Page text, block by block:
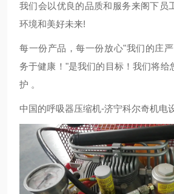
我们会以优良的品质和服务来阁下员
环境和美好未来!
每一份产品，每一份放心"我们的庄
务于健康！"是我们的目标！我们将给
护 。
中国的呼吸器压缩机-济宁科尔奇机电